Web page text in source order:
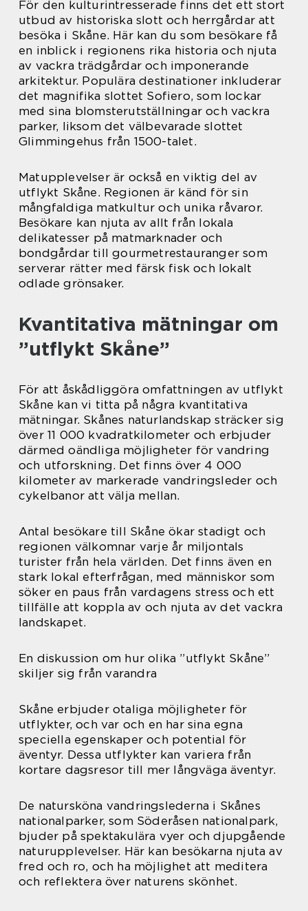
För den kulturintresserade finns det ett stort
utbud av historiska slott och herrgårdar att
besöka i Skåne. Här kan du som besökare få
en inblick i regionens rika historia och njuta
av vackra trädgårdar och imponerande
arkitektur. Populära destinationer inkluderar
det magnifika slottet Sofiero, som lockar
med sina blomsterutställningar och vackra
parker, liksom det välbevarade slottet
Glimmingehus från 1500-talet.
Matupplevelser är också en viktig del av
utflykt Skåne. Regionen är känd för sin
mångfaldiga matkultur och unika råvaror.
Besökare kan njuta av allt från lokala
delikatesser på matmarknader och
bondgårdar till gourmetrestauranger som
serverar rätter med färsk fisk och lokalt
odlade grönsaker.
Kvantitativa mätningar om
”utflykt Skåne”
För att åskådliggöra omfattningen av utflykt
Skåne kan vi titta på några kvantitativa
mätningar. Skånes naturlandskap sträcker sig
över 11 000 kvadratkilometer och erbjuder
därmed oändliga möjligheter för vandring
och utforskning. Det finns över 4 000
kilometer av markerade vandringsleder och
cykelbanor att välja mellan.
Antal besökare till Skåne ökar stadigt och
regionen välkomnar varje år miljontals
turister från hela världen. Det finns även en
stark lokal efterfrågan, med människor som
söker en paus från vardagens stress och ett
tillfälle att koppla av och njuta av det vackra
landskapet.
En diskussion om hur olika ”utflykt Skåne”
skiljer sig från varandra
Skåne erbjuder otaliga möjligheter för
utflykter, och var och en har sina egna
speciella egenskaper och potential för
äventyr. Dessa utflykter kan variera från
kortare dagsresor till mer långväga äventyr.
De natursköna vandringslederna i Skånes
nationalparker, som Söderåsen nationalpark,
bjuder på spektakulära vyer och djupgående
naturupplevelser. Här kan besökarna njuta av
fred och ro, och ha möjlighet att meditera
och reflektera över naturens skönhet.